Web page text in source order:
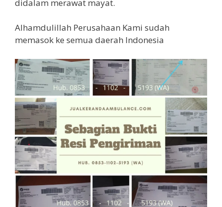
didalam merawat mayat.
Alhamdulillah Perusahaan Kami sudah
memasok ke semua daerah Indonesia